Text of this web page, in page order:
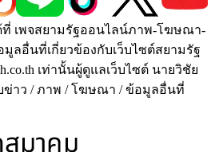
เพจสยามรัฐออนไลน์ภาพ-โฆษณา-
ลอื่นที่เกี่ยวข้องกับเว็บไซต์สยามรัฐ
เท่านั้นผู้ดูแลเว็บไซต์ นายวิชัย
ข่าว / ภาพ / โฆษณา / ข้อมูลอื่นที่